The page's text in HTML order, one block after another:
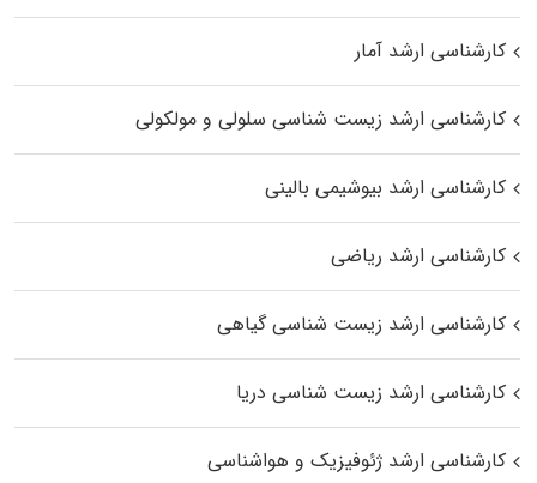
کارشناسی ارشد آمار
کارشناسی ارشد زیست شناسی سلولی و مولکولی
کارشناسی ارشد بیوشیمی بالینی
کارشناسی ارشد ریاضی
کارشناسی ارشد زیست‌ شناسی گیاهی
کارشناسی ارشد زیست‌ شناسی دریا
کارشناسی ارشد ژئوفیزیک و هواشناسی